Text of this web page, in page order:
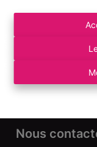
Autorité de
du Luxembourg
des
Déclaration de
Nous